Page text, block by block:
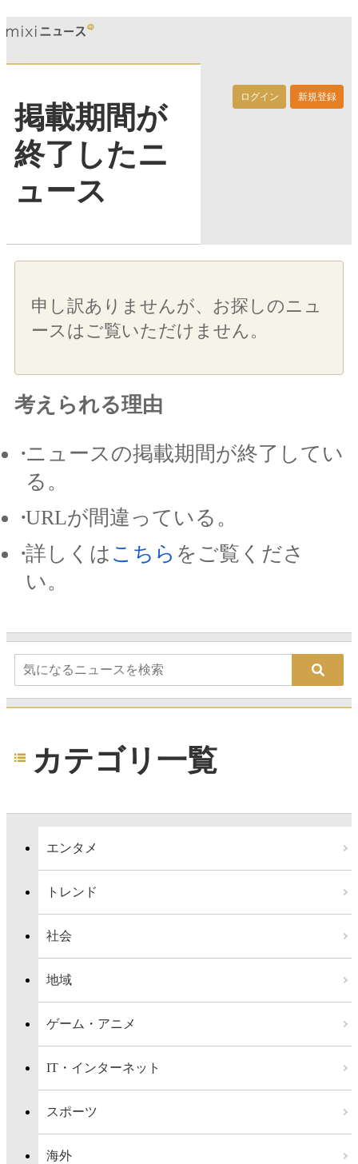
ログイン 新規登録
掲載期間が
終了したニ
ュース
申し訳ありませんが、お探しのニュ
ースはご覧いただけません。
考えられる理由
ニュースの掲載期間が終了してい
る。
URLが間違っている。
詳しくは こちら をご覧くださ
い。
カテゴリ一覧
エンタメ
トレンド
社会
地域
ゲーム・アニメ
IT・インターネット
スポーツ
海外